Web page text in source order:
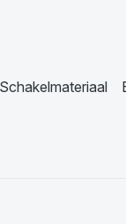
Schakelmateriaal